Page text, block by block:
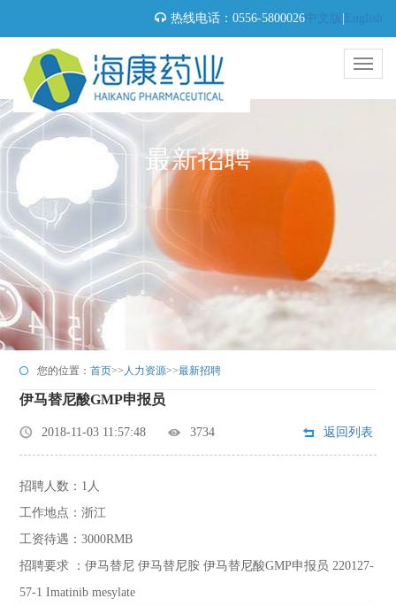
热线电话：0556-5800026中文版 English
最新招聘
您的位置：首页>> 人力资源>>最新招聘
伊马替尼酸GMP申报员
2018-11-03 11:57:48 3734 返回列表
招聘人数：1人
工作地点：浙江
工资待遇：3000RMB
招聘要求 ：伊马替尼 伊马替尼胺 伊马替尼酸GMP申报员 220127-
57-1 Imatinib mesylate